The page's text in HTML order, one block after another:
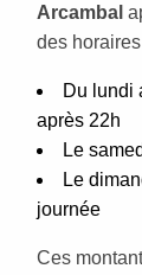
Arcambal
des
Du lundi
après 22h
Le
Le
journée
Ces